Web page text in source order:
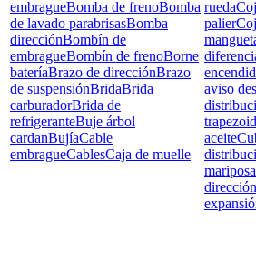
embragueBomba de frenoBomba
de lavado parabrisasBomba
direcciónBombín de
embragueBombín de frenoBorne
bateríaBrazo de direcciónBrazo
de suspensiónBridaBrida
carburadorBrida de
refrigeranteBuje árbol
cardanBujíaCable
embragueCablesCaja de muelle
rueda
palier
aviso
aceite
mariposa